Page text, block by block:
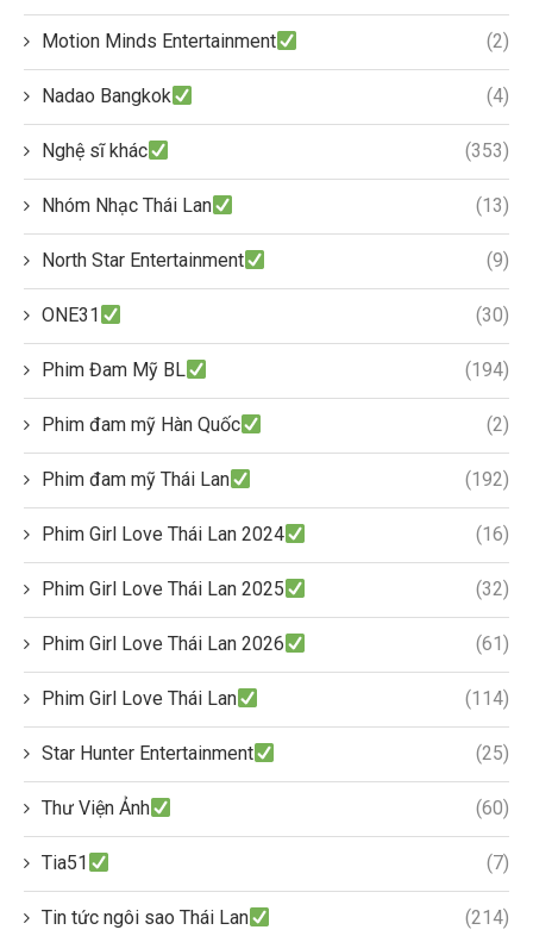
Motion Minds Entertainment (2)
Nadao Bangkok (4)
Nghệ sĩ khác (353)
Nhóm Nhạc Thái Lan (13)
North Star Entertainment (9)
ONE31 (30)
Phim Đam Mỹ BL (194)
Phim đam mỹ Hàn Quốc (2)
Phim đam mỹ Thái Lan (192)
Phim Girl Love Thái Lan 2024 (16)
Phim Girl Love Thái Lan 2025 (32)
Phim Girl Love Thái Lan 2026 (61)
Phim Girl Love Thái Lan (114)
Star Hunter Entertainment (25)
Thư Viện Ảnh (60)
Tia51 (7)
Tin tức ngôi sao Thái Lan (214)